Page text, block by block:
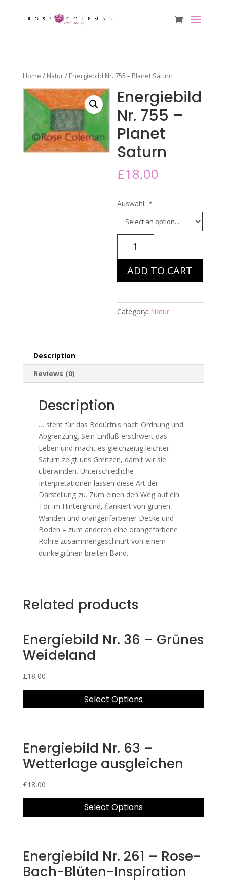
Home / Natur/ Energiebild Nr. 755 – Planet Saturn
Energiebild
Nr. 755 –
Planet
Saturn
£18,00
Auswahl: *
quantity
ADD TO CART
Category: Natur
Description
Reviews (0)
Description
… steht für das Bedürfnis nach Ordnung und
Abgrenzung. Sein Einfluß erschwert das
Leben und macht es gleichzeitig leichter.
Saturn zeigt uns Grenzen, damit wir sie
überwinden. Unterschiedliche
Interpretationen lassen diese Art der
Darstellung zu. Zum einen den Weg auf ein
Tor im Hintergrund, flankiert von grünen
Wänden und orangenfarbener Decke und
Boden – zum anderen eine orangefarbene
Röhre zusammengeschnürt von einem
dunkelgrünen breiten Band.
Related products
Energiebild Nr. 36 – Grünes
Weideland
£18,00
Select Options
Energiebild Nr. 63 –
Wetterlage ausgleichen
£18,00
Select Options
Energiebild Nr. 261 – Rose-
Bach-Blüten-Inspiration